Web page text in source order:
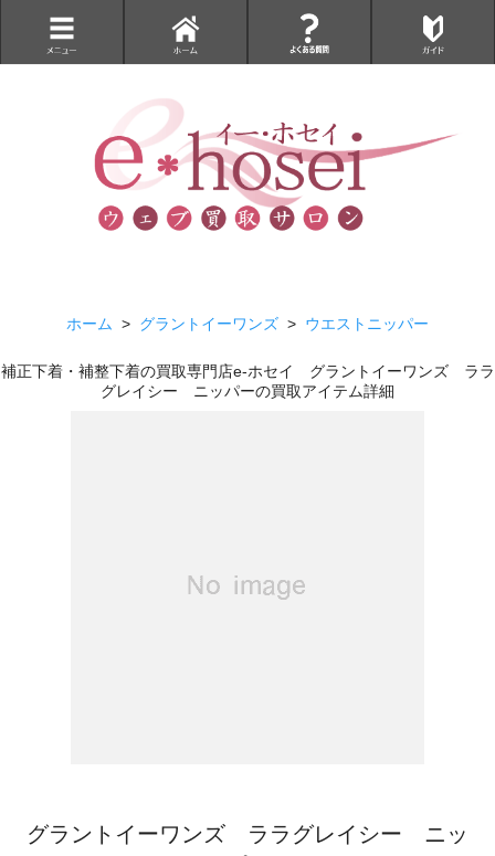
ホーム > グラントイーワンズ > ウエストニッパー
補正下着・補整下着の買取専門店e-ホセイ グラントイーワンズ ララ
グレイシー ニッパーの買取アイテム詳細
グラントイーワンズ ララグレイシー ニッ